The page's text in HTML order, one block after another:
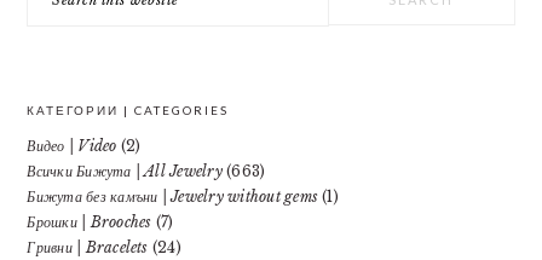
this
КАТЕГОРИИ | CATEGORIES
Видео | Video (2)
Всички Бижута | All Jewelry(663)
Бижута без камъни | Jewelry without gems (1)
Брошки | Brooches (7)
Гривни | Bracelets (24)